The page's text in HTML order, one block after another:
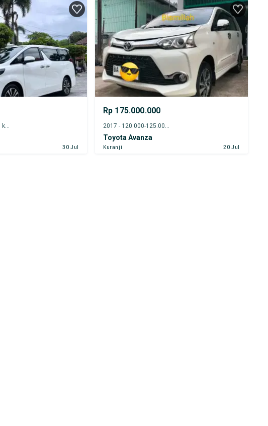
2020 - 65.000-70.000 km
30 Jul
Rp 175.000.000
Toyota Avanza
Kuranji 20 Jul